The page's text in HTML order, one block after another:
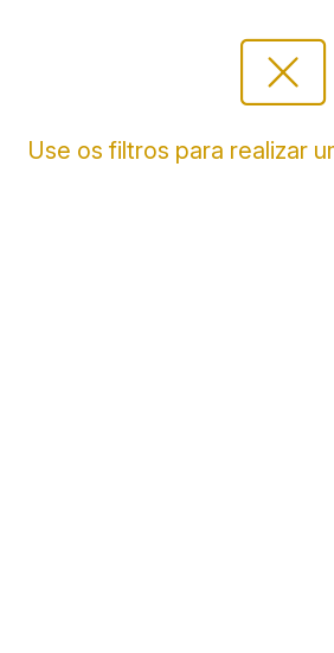
cancel_presentation
Use os filtros para realizar